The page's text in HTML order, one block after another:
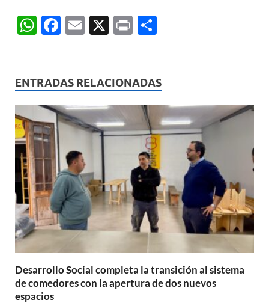
W
s
A
p
p
F
b
o
o
E
X
P
p
ar
ti
r
ENTRADAS RELACIONADAS
Desarrollo Social completa la transición al sistema
de comedores con la apertura de dos nuevos
espacios